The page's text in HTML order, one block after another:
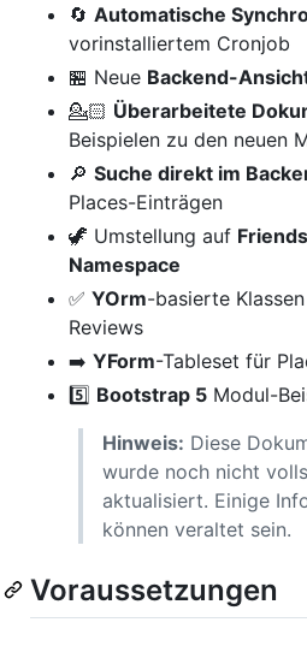
🔄️ Automatische
vorinstalliertem Cronjob
🏪 Neue Backend-
💁🏻 Überarbeitete
Beispielen zu den neuen
🔎 Suche direkt im
Places-Einträgen
🦖 Umstellung auf
Namespace
✅ YOrm-basierte
Reviews
➡️ YForm-Tableset für
5️⃣ Bootstrap 5 Modul-
Hinweis: Diese
wurde noch nicht
aktualisiert. Einige
können veraltet sein.
Voraussetzungen